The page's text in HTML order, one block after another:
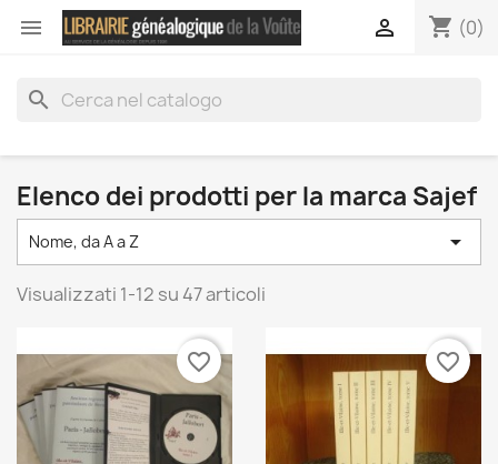
 shopping_cart (0)

search
Elenco dei prodotti per la marca Sajef
Nome, da A a Z 
Visualizzati 1-12 su 47 articoli
favorite_border favorite_border